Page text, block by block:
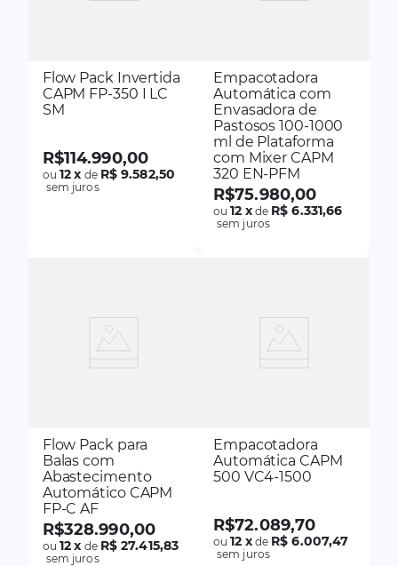
Flow Pack Invertida
CAPM FP-350 I LC
SM
R$114.990,00
ou12x de R$ 9.582,50
sem juros
Empacotadora
Automática com
Envasadora de
Pastosos 100-1000
ml de Plataforma
com Mixer CAPM
320 EN-PFM
R$75.980,00
ou12 xde R$ 6.331,66
sem juros
Flow Pack para
Balas com
Abastecimento
Automático CAPM
FP-C AF
R$328.990,00
ou12x de R$ 27.415,83
sem juros
Empacotadora
Automática CAPM
500 VC4-1500
R$72.089,70
ou12 xde R$ 6.007,47
sem juros